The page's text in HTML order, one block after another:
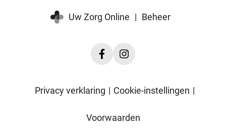
Uw Zorg Online | Beheer
Facebook
en
Instagram
en
Privacy verklaring | Cookie-instellingen |
Voorwaarden